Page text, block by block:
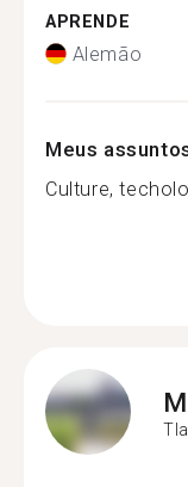
APRENDE
Alemão
Meus
Culture,